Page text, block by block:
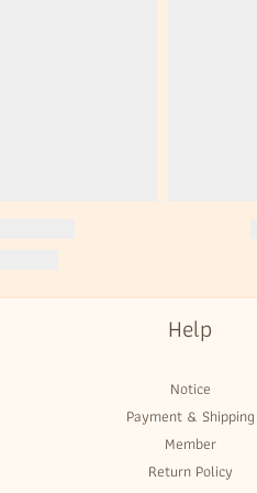
Help
Notice
Payment & Shipping
Member
Return Policy